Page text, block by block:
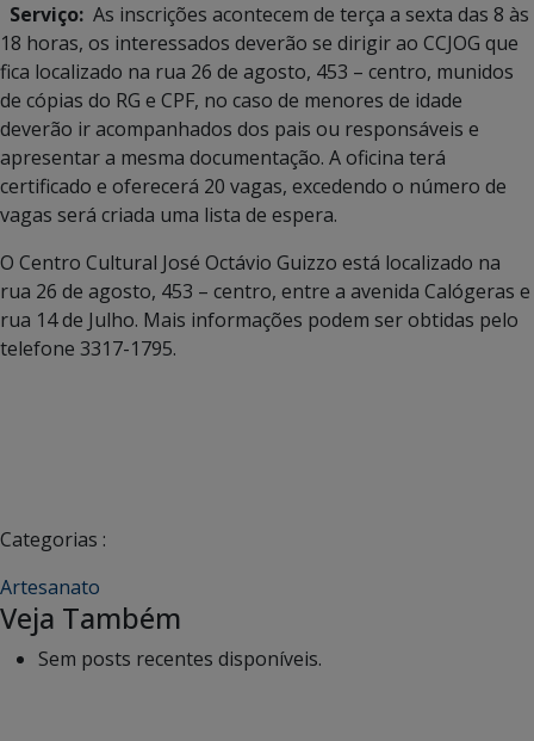
Serviço: As inscrições acontecem de terça a sexta das 8 às
18 horas, os interessados deverão se dirigir ao CCJOG que
fica localizado na rua 26 de agosto, 453 – centro, munidos
de cópias do RG e CPF, no caso de menores de idade
deverão ir acompanhados dos pais ou responsáveis e
apresentar a mesma documentação. A oficina terá
certificado e oferecerá 20 vagas, excedendo o número de
vagas será criada uma lista de espera.
O Centro Cultural José Octávio Guizzo está localizado na
rua 26 de agosto, 453 – centro, entre a avenida Calógeras e
rua 14 de Julho. Mais informações podem ser obtidas pelo
telefone 3317-1795.
Categorias :
Artesanato
Veja Também
Sem posts recentes disponíveis.